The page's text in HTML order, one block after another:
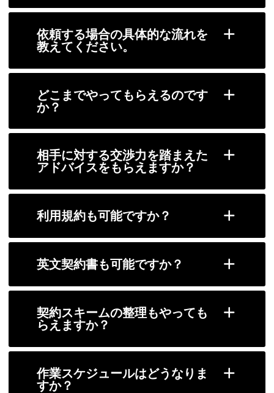
依頼する場合の具体的な流れを
教えてください。
どこまでやってもらえるのです
か？
相手に対する交渉力を踏まえた
アドバイスをもらえますか？
利用規約も可能ですか？
英文契約書も可能ですか？
契約スキームの整理もやっても
らえますか？
作業スケジュールはどうなりま
すか？